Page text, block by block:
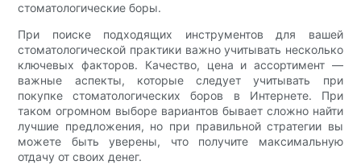
стоматологические боры.
При поиске подходящих инструментов для вашей
стоматологической практики важно учитывать несколько
ключевых факторов. Качество, цена и ассортимент —
важные аспекты, которые следует учитывать при
покупке стоматологических боров в Интернете. При
таком огромном выборе вариантов бывает сложно найти
лучшие предложения, но при правильной стратегии вы
можете быть уверены, что получите максимальную
отдачу от своих денег.